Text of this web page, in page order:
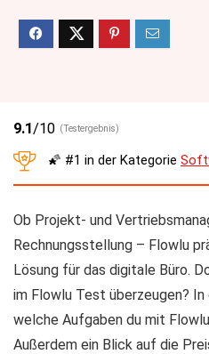
9.1/10 (Testergebnis)
🌠 #1 in der Kategorie
Ob Projekt- und
Rechnungsstellung – Flowlu
Lösung für das digitale Büro.
im Flowlu Test überzeugen?
welche Aufgaben du mit
Außerdem ein Blick auf die